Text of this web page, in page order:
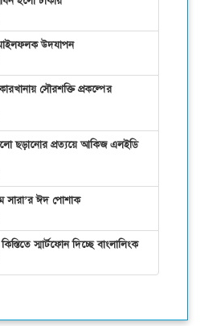
মাইলফলক উদযাপন
সৌরশক্তি প্রকল্পের
ছড়ানোর প্রত্যয়ে আকিজ এলইডি
সারা’র ঈদ পোশাক
স্মার্টফোন দিচ্ছে বাংলালিংক